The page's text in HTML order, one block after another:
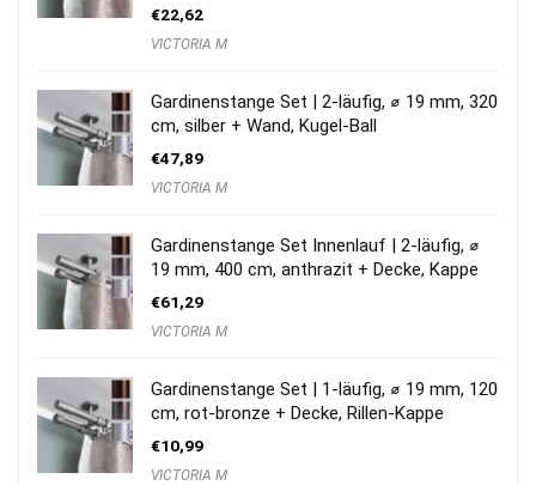
€22,62
VICTORIA M
Gardinenstange Set | 2-läufig, ⌀ 19 mm, 320
cm, silber + Wand, Kugel-Ball
€47,89
VICTORIA M
Gardinenstange Set Innenlauf | 2-läufig, ⌀
19 mm, 400 cm, anthrazit + Decke, Kappe
€61,29
VICTORIA M
Gardinenstange Set | 1-läufig, ⌀ 19 mm, 120
cm, rot-bronze + Decke, Rillen-Kappe
€10,99
VICTORIA M